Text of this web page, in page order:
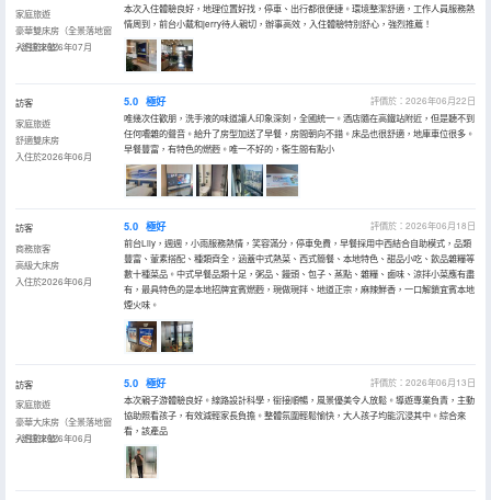
家庭旅遊
豪華雙床房（全景落地窗
+舒達床墊）
入住於2026年07月
本次入住體驗良好，地理位置好找，停車、出行都很便捷。環境整潔舒適，工作人員服務熱
情周到，前台小戴和jerry待人親切，辦事高效，入住體驗特別舒心，強烈推薦！
訪客
家庭旅遊
舒適雙床房
入住於2026年06月
5.0 極好
評價於：2026年06月22日
唯幾次住歡朋，洗手液的味道讓人印象深刻，全國統一。酒店隨在高鐵站附近，但是聽不到
任何嘈雜的聲音。給升了房型加送了早餐，房間朝向不錯。床品也很舒適，地庫車位很多。
早餐豐富，有特色的燃麪。唯一不好的，衞生間有點小
訪客
商務旅客
高級大床房
入住於2026年06月
5.0 極好
評價於：2026年06月18日
前台Lily，週週，小雨服務熱情，笑容滿分，停車免費，早餐採用中西結合自助模式，品類
豐富、葷素搭配、種類齊全，涵蓋中式熱菜、西式簡餐、本地特色、甜品小吃、飲品雜糧等
數十種菜品。中式早餐品類十足，粥品、饅頭、包子、蒸點、雜糧、鹵味、涼拌小菜應有盡
有，最具特色的是本地招牌宜賓燃麪，現做現拌、地道正宗，麻辣鮮香，一口解鎖宜賓本地
煙火味。
訪客
家庭旅遊
豪華大床房（全景落地窗
+舒達床墊）
入住於2026年06月
5.0 極好
評價於：2026年06月13日
本次親子游體驗良好。線路設計科學，銜接順暢，風景優美令人放鬆。導遊專業負責，主動
協助照看孩子，有效減輕家長負擔。整體氛圍輕鬆愉快，大人孩子均能沉浸其中。綜合來
看，該產品